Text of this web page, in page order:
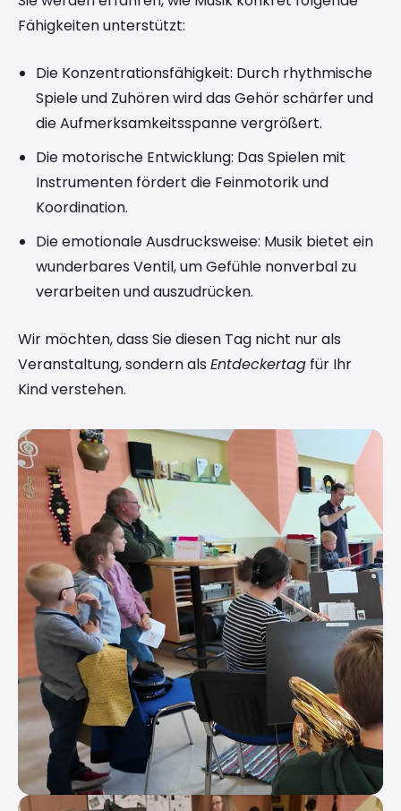
Fähigkeiten unterstützt:
Die Konzentrationsfähigkeit: Durch rhythmische
Spiele und Zuhören wird das Gehör schärfer und
die Aufmerksamkeitsspanne vergrößert.
Die motorische Entwicklung: Das Spielen mit
Instrumenten fördert die Feinmotorik und
Koordination.
Die emotionale Ausdrucksweise: Musik bietet ein
wunderbares Ventil, um Gefühle nonverbal zu
verarbeiten und auszudrücken.
Wir möchten, dass Sie diesen Tag nicht nur als
Veranstaltung, sondern als Entdeckertag für Ihr
Kind verstehen.